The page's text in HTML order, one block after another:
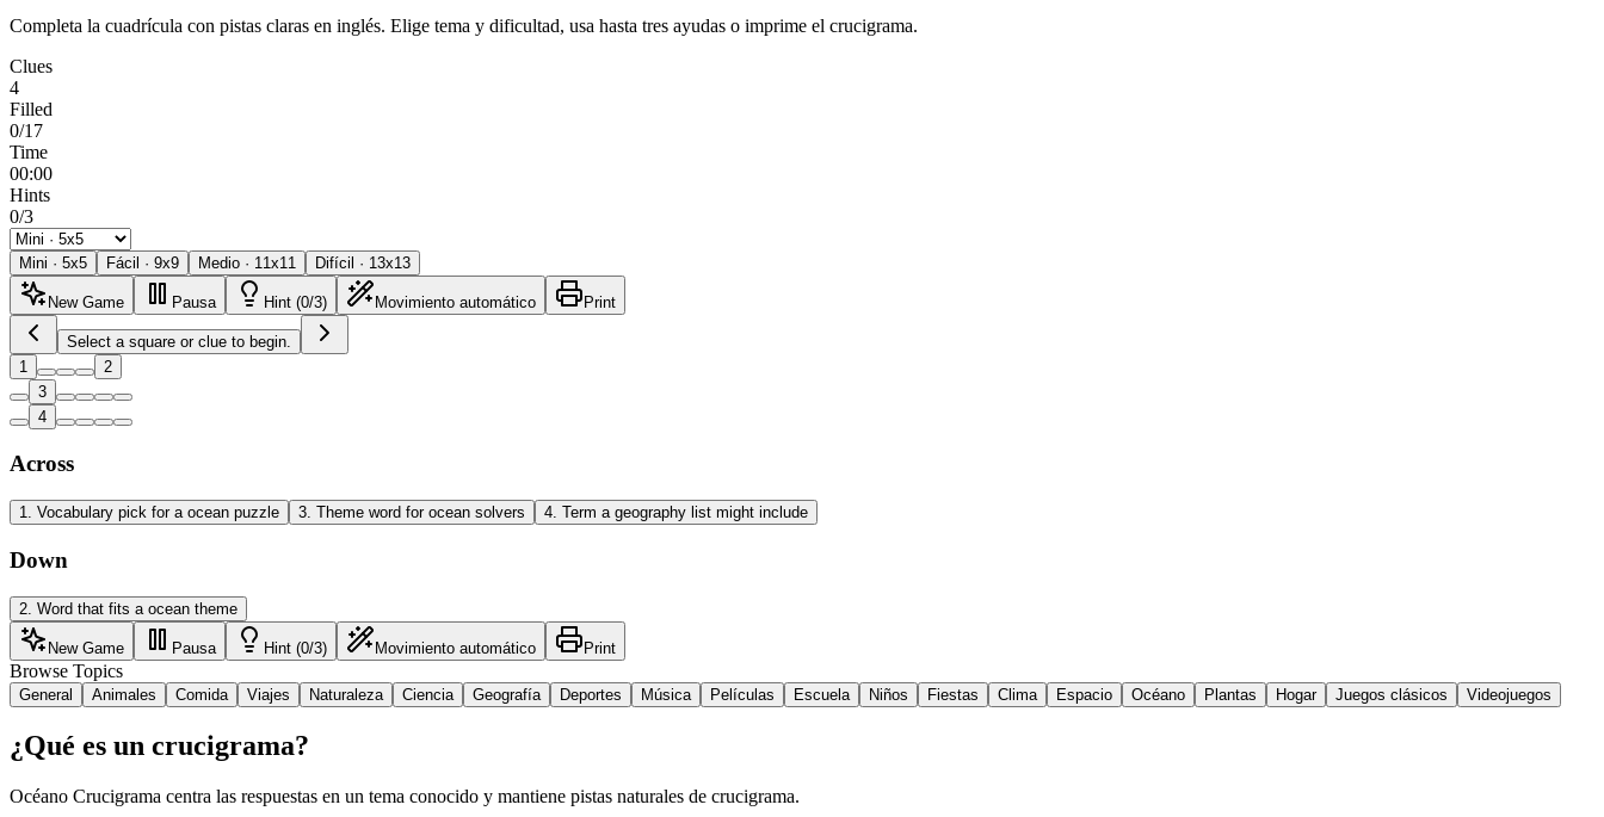
Completa la cuadrícula con pistas claras en inglés. Elige tema y dificultad, usa hasta tres ayudas o imprime el crucigrama.
Clues
4
Filled
0/17
Time
00:00
Hints
0/3
Mini · 5x5 Fácil · 9x9 Medio · 11x11 Difícil · 13x13
New Game Pausa Hint (0/3) Movimiento automático Print
Select a square or clue to begin.
1
2
3
4
Across
1. Vocabulary pick for a ocean puzzle 3. Theme word for ocean solvers 4. Term a geography list might include
Down
2 Word that fits a ocean theme
New Game Pausa Hint (0/3) Movimiento automático Print
Browse Topics
General Animales Comida Viajes Naturaleza Ciencia Geografía Deportes Música Películas Escuela Niños Fiestas Clima Espacio Océano Plantas Hogar Juegos clásicos Videojuegos
¿Qué es un crucigrama?
Océano Crucigrama centra las respuestas en un tema conocido y mantiene pistas naturales de crucigrama.